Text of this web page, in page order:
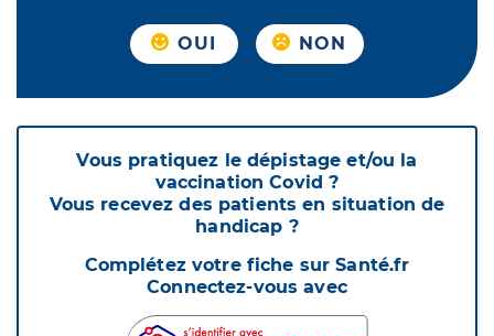
OUI NON
Vous pratiquez le dépistage et/ou la
vaccination Covid ?
Vous recevez des patients en situation de
handicap ?
Complétez votre fiche sur Santé.fr
Connectez-vous avec